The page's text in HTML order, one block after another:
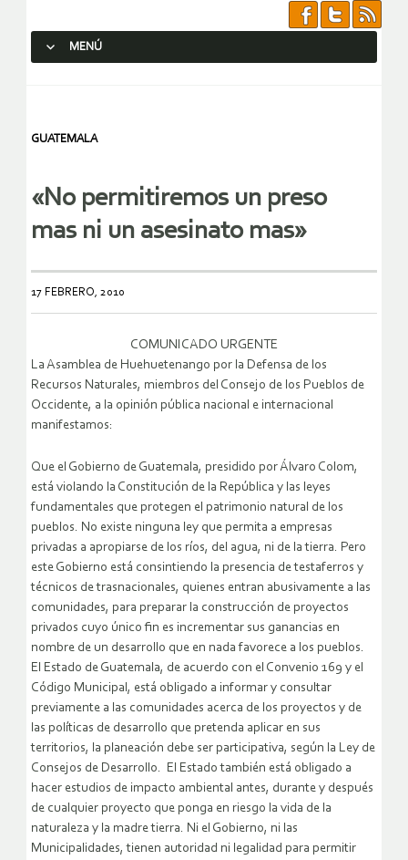
MENÚ
GUATEMALA
«No permitiremos un preso
mas ni un asesinato mas»
17 FEBRERO, 2010
COMUNICADO URGENTE
La Asamblea de Huehuetenango por la Defensa de los
Recursos Naturales, miembros del Consejo de los Pueblos de
Occidente, a la opinión pública nacional e internacional
manifestamos:
Que el Gobierno de Guatemala, presidido por Álvaro Colom,
está violando la Constitución de la República y las leyes
fundamentales que protegen el patrimonio natural de los
pueblos. No existe ninguna ley que permita a empresas
privadas a apropiarse de los ríos, del agua, ni de la tierra. Pero
este Gobierno está consintiendo la presencia de testaferros y
técnicos de trasnacionales, quienes entran abusivamente a las
comunidades, para preparar la construcción de proyectos
privados cuyo único fin es incrementar sus ganancias en
nombre de un desarrollo que en nada favorece a los pueblos.
El Estado de Guatemala, de acuerdo con el Convenio 169 y el
Código Municipal, está obligado a informar y consultar
previamente a las comunidades acerca de los proyectos y de
las políticas de desarrollo que pretenda aplicar en sus
territorios, la planeación debe ser participativa, según la Ley de
Consejos de Desarrollo. El Estado también está obligado a
hacer estudios de impacto ambiental antes, durante y después
de cualquier proyecto que ponga en riesgo la vida de la
naturaleza y la madre tierra. Ni el Gobierno, ni las
Municipalidades, tienen autoridad ni legalidad para permitir